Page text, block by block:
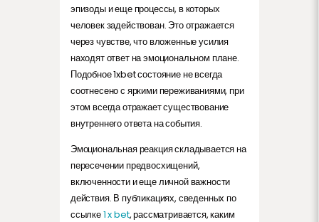
эпизоды и еще процессы, в которых
человек задействован. Это отражается
через чувстве, что вложенные усилия
находят ответ на эмоциональном плане.
Подобное 1xbet состояние не всегда
соотнесено с яркими переживаниями, при
этом всегда отражает существование
внутреннего ответа на события.
Эмоциональная реакция складывается на
пересечении предвосхищений,
включенности и еще личной важности
действия. В публикациях, сведенных по
ссылке1 x bet, рассматривается, каким